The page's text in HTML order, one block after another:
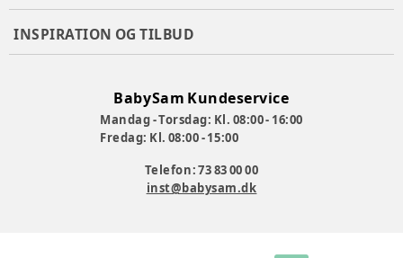
INSPIRATION OG TILBUD
BabySam Kundeservice
Mandag - Torsdag: Kl. 08:00 - 16:00
Fredag: Kl. 08:00 - 15:00
Telefon: 73 83 00 00
inst@babysam.dk